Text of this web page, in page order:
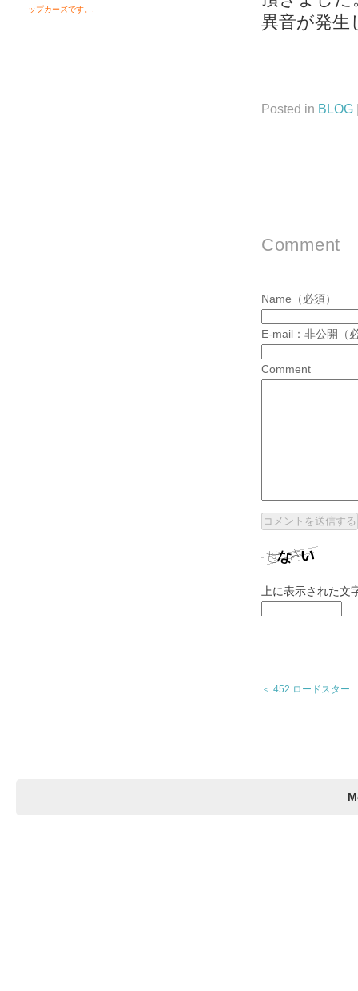
ップカーズです。.
異音が発
Posted in BLOG
Comment
Name（必須）
E-mail：非公開（
Comment
上に表示された文
＜ 452 ロードスター